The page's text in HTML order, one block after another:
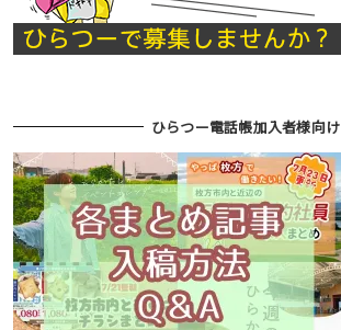
ひらつー電話帳加入者様向け